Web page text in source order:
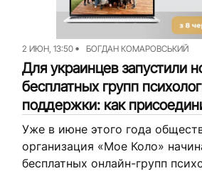
2 ИЮН, 13:50 БОГДАН КОМАРОВСЬКИЙ
Для украинцев запустили
бесплатных групп
поддержки: как
Уже в июне этого года
организация «Мое Коло»
бесплатных онлайн-групп